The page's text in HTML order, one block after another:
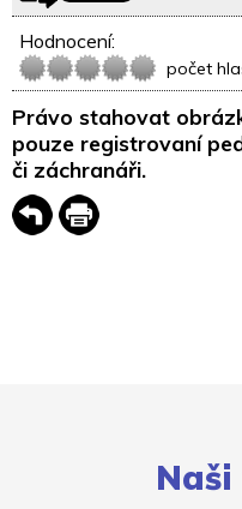
Hodnocení:
počet
Právo stahovat
pouze registrovaní
či záchranáři.